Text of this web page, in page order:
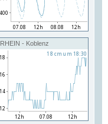
RHEIN - Koblenz